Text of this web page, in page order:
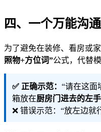
四、一个万能沟
为了避免在装修、看房或
照物+方位词”公式，代替
✅ 正确示范： “请在这面
箱放在厨房门进去的左
❌ 错误示范：“放左边就